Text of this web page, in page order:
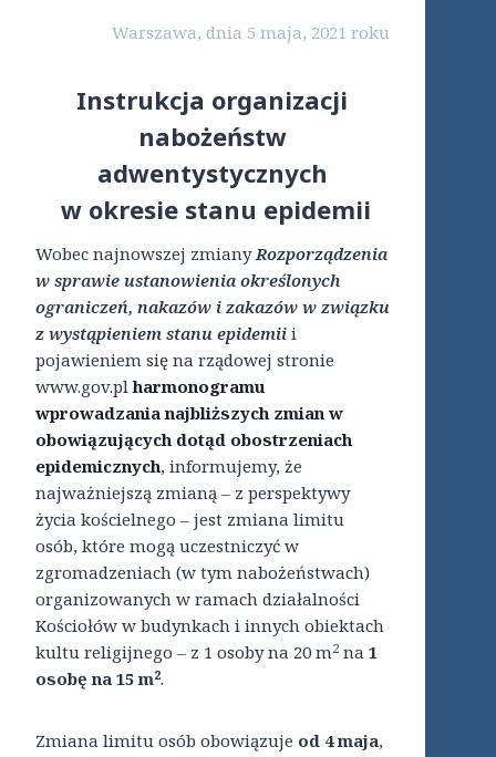
Warszawa, dnia 5 maja, 2021 roku
Instrukcja organizacji
nabożeństw
adwentystycznych
w okresie stanu epidemii
Wobec najnowszej zmianyRozporządzenia
w sprawie ustanowienia określonych
ograniczeń, nakazów i zakazów w związku
z wystąpieniem stanu epidemii i
pojawieniem się na rządowej stronie
www.gov.plharmonogramu
wprowadzania najbliższych zmian w
obowiązujących dotąd obostrzeniach
epidemicznych, informujemy, że
najważniejszą zmianą – z perspektywy
życia kościelnego – jest zmiana limitu
osób, które mogą uczestniczyć w
zgromadzeniach (w tym nabożeństwach)
organizowanych w ramach działalności
Kościołów w budynkach i innych obiektach
kultu religijnego – z 1 osoby na 20 m2 na 1
osobę na 15 m2.
Zmiana limitu osób obowiązuje od 4 maja,